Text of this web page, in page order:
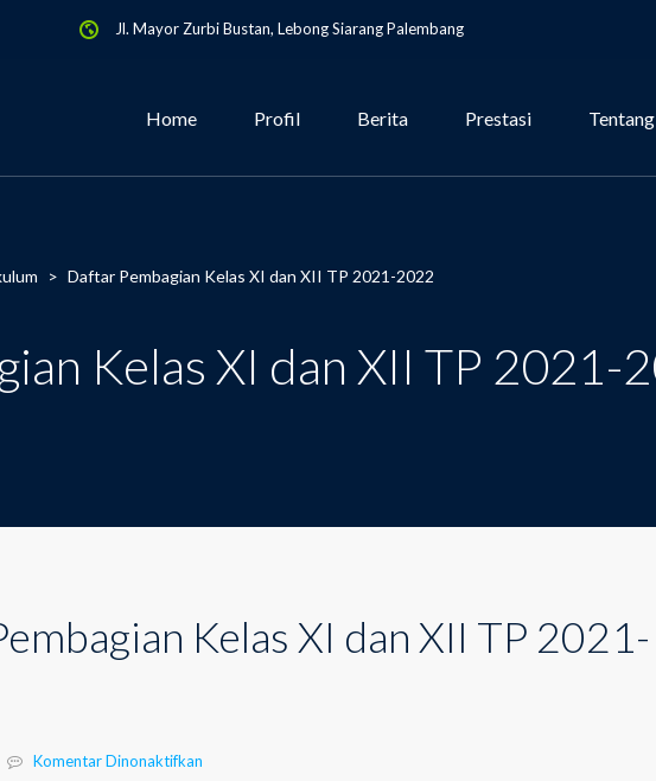
Jl. Mayor Zurbi Bustan, Lebong Siarang Palembang
Home Profil Berita Prestasi Tentang
> Daftar Pembagian Kelas XI dan XII TP 2021-2022
Kelas XI dan XII TP 2021-
Kelas XI dan XII TP 2021-
Komentar Dinonaktifkan